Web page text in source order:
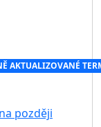
AKTUALIZOVANÉ
později